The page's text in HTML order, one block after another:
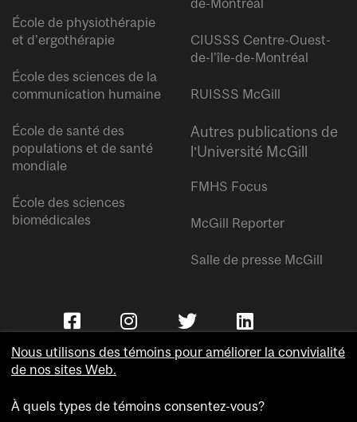
École de physiothérapie
et d’ergothérapie
École des sciences de la
communication humaine
École de santé des
populations et de santé
mondiale
École des sciences
biomédicales
de-Montréal
CIUSSS Centre-Ouest-
de-l’île-de-Montréal
RUISSS McGill
Autres publications de
l’Université McGill
FMHS Focus
McGill Reporter
Salle de presse McGill
Nous utilisons des témoins pour améliorer la convivialité
de nos sites Web.
À quels types de témoins consentez-vous?